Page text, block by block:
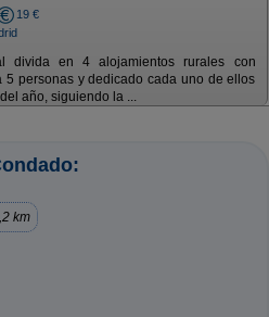
19 €
divida en 4 alojamientos rurales con
5 personas y dedicado cada uno de ellos
año, siguiendo la ...
km